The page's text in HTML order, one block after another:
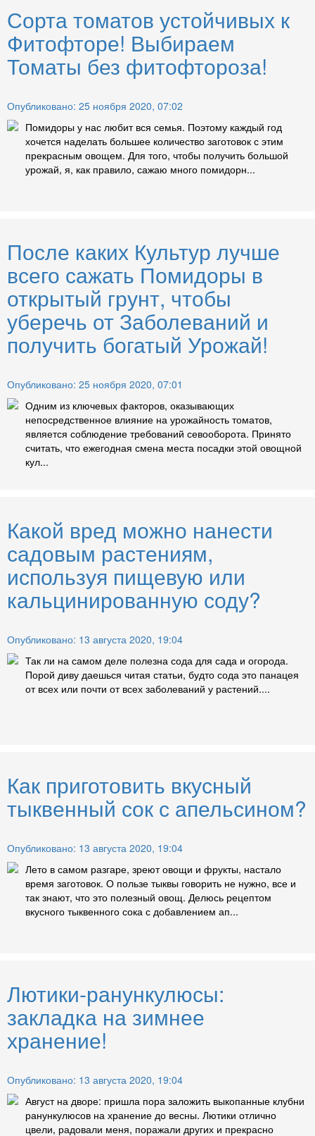
Сорта томатов устойчивых к
Фитофторе! Выбираем
Томаты без фитофтороза!
Опубликовано: 25 ноября 2020, 07:02
Помидоры у нас любит вся семья. Поэтому каждый год
хочется наделать большее количество заготовок с этим
прекрасным овощем. Для того, чтобы получить большой
урожай, я, как правило, сажаю много помидорн...
После каких Культур лучше
всего сажать Помидоры в
открытый грунт, чтобы
уберечь от Заболеваний и
получить богатый Урожай!
Опубликовано: 25 ноября 2020, 07:01
Одним из ключевых факторов, оказывающих
непосредственное влияние на урожайность томатов,
является соблюдение требований севооборота. Принято
считать, что ежегодная смена места посадки этой овощной
кул...
Какой вред можно нанести
садовым растениям,
используя пищевую или
кальцинированную соду?
Опубликовано: 13 августа 2020, 19:04
Так ли на самом деле полезна сода для сада и огорода.
Порой диву даешься читая статьи, будто сода это панацея
от всех или почти от всех заболеваний у растений....
Как приготовить вкусный
тыквенный сок с апельсином?
Опубликовано: 13 августа 2020, 19:04
Лето в самом разгаре, зреют овощи и фрукты, настало
время заготовок. О пользе тыквы говорить не нужно, все и
так знают, что это полезный овощ. Делюсь рецептом
вкусного тыквенного сока с добавлением ап...
Лютики-ранункулюсы:
закладка на зимнее
хранение!
Опубликовано: 13 августа 2020, 19:04
Август на дворе: пришла пора заложить выкопанные клубни
ранункулюсов на хранение до весны. Лютики отлично
цвели, радовали меня, поражали других и прекрасно